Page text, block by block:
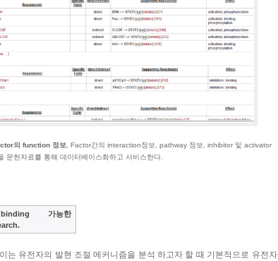
의 function 정보. Factor간의 interaction정보, pathway 정보, inhibitor 및 activator
문헌자료를 통해 데이터베이스화하고 서비스한다.
가능한
는 유전자의 발현 조절 메커니즘을 분석 하고자 할 때 기본적으로 유전자